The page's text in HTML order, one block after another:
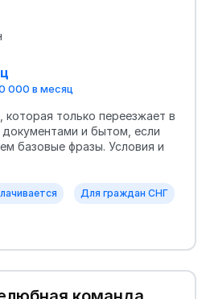
000 в месяц
которая только переезжает в
и бытом, если
базовые фразы. Условия и
Для граждан СНГ